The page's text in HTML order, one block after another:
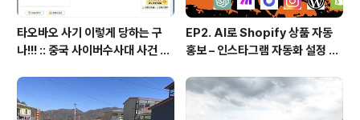
타오바오 사기 이렇게 당하는 구
나!!! :: 중국 사이버수사대 사건 접
EP2. AI로 Shopify 상품 자동
홍보 – 인스타그램 자동화 설정 방
소스 100% 공개)